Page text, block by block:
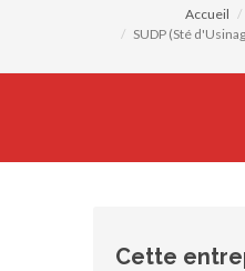
Accueil
SUDP (Sté
Cette